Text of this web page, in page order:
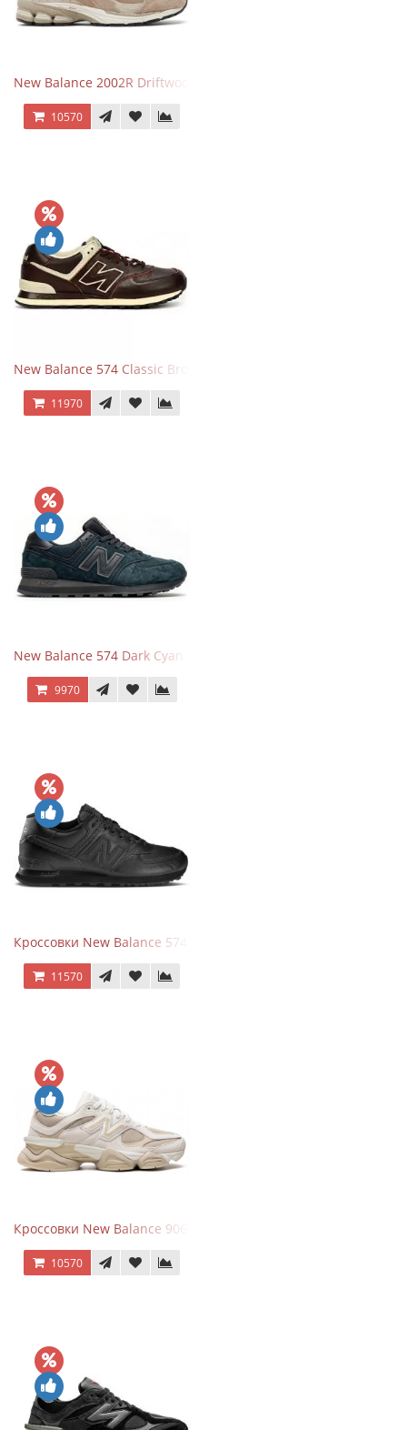
New Balance 2002R Driftwood Sea Salt бежевые
10570
New Balance 574 Classic Brown White
11970
New Balance 574 Dark Cyan Black Suede
9970
Кроссовки New Balance 574 Triple Black Leather
11570
Кроссовки New Balance 9060 Beige White
10570